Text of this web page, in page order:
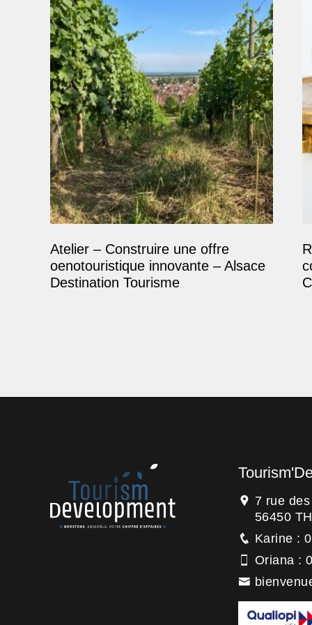
Atelier – Construire une offre
oenotouristique innovante – Alsace
Destination Tourisme
7 rue
56450
Karine :
Oriana :